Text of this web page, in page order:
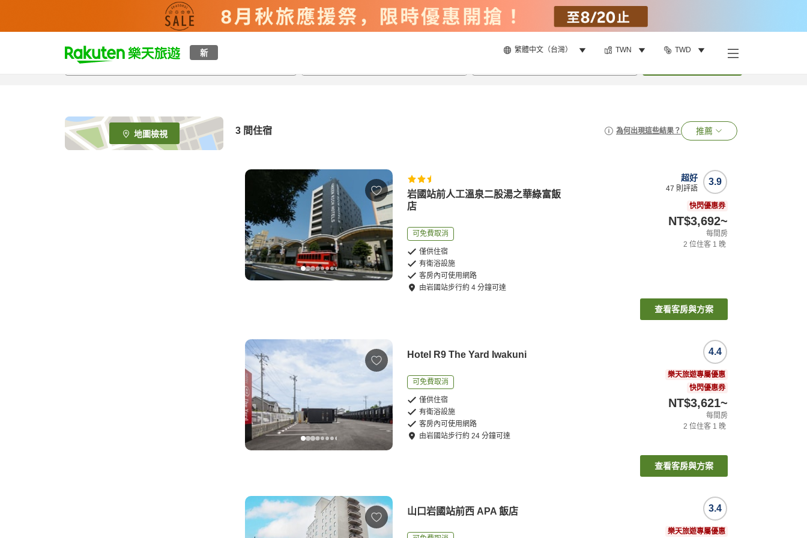
新 繁體中文（台灣） TWN TWD
t
p
e
_
s
地圖檢視 3 間住宿 為何出現這些結果？ 推薦
岩國站前人工溫泉二股湯之華綠富飯
店
可免費取消
僅供住宿
有衛浴設施
客房內可使用網路
由岩國站步行約4 分鐘可達
3.9
超好
47 則評語
快閃優惠券
NT$3,692~
每間房
2 位住客 1 晚
查看客房與方案
Hotel R9 The Yard Iwakuni
可免費取消
僅供住宿
有衛浴設施
客房內可使用網路
由岩國站步行約24 分鐘可達
4.4
樂天旅遊專屬優惠
快閃優惠券
NT$3,621~
每間房
2 位住客 1 晚
查看客房與方案
山口岩國站前西 APA 飯店 3.4
樂天旅遊專屬優惠